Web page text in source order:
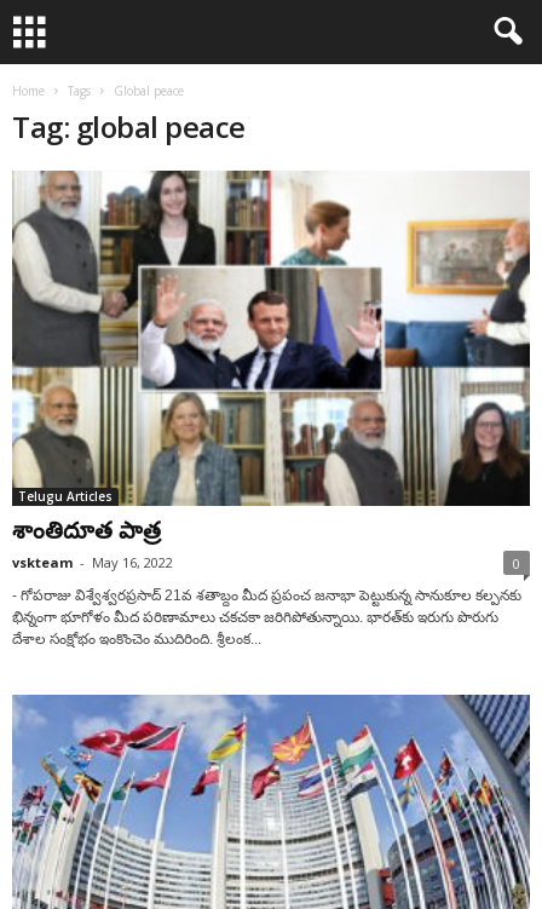
Home Tags Global peace
Tag: global peace
Telugu Articles
శాంతిదూత పాత్ర
vskteam - May 16, 2022 0
- గోపరాజు విశ్వేశ్వరప్రసాద్‌ 21‌వ శతాబ్దం మీద ప్రపంచ జనాభా పెట్టుకున్న సానుకూల కల్పనకు
భిన్నంగా భూగోళం మీద పరిణామాలు చకచకా జరిగిపోతున్నాయి. భారత్‌కు ఇరుగు పొరుగు
దేశాల సంక్షోభం ఇంకొంచెం ముదిరింది. శ్రీలంక...